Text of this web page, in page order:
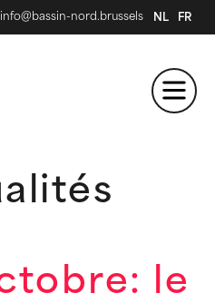
info@bassin-nord.brussels NL FR
le